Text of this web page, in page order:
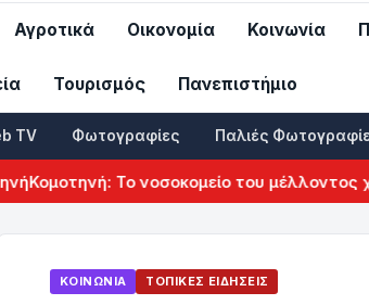
Αγροτικά Οικονομία Κοινωνία
Τουρισμός Πανεπιστήμιο
TV Φωτογραφίες Παλιές
Κομοτηνή: Το νοσοκομείο του μέλλοντος
ΚΟΙΝΩΝΊΑ ΤΟΠΙΚΈΣ ΕΙΔΉΣΕΙΣ